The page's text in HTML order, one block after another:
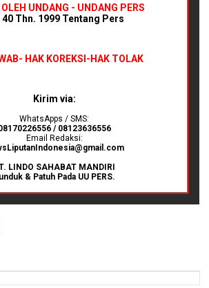
OLEH UNDANG - UNDANG PERS
40 Thn. 1999 Tentang Pers
HAK KOREKSI-HAK TOLAK
Kirim via:
WhatsApps / SMS:
/ 08123636556
Email Redaksi:
LINDO SAHABAT MANDIRI
& Patuh Pada UU PERS.